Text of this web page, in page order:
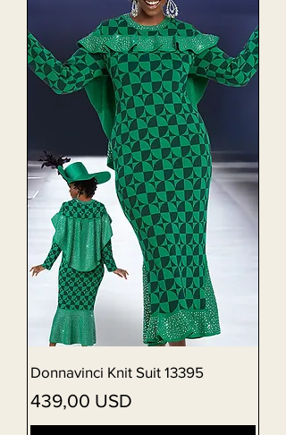
Donnavinci Knit Suit 13395
Preț
439,00 USD